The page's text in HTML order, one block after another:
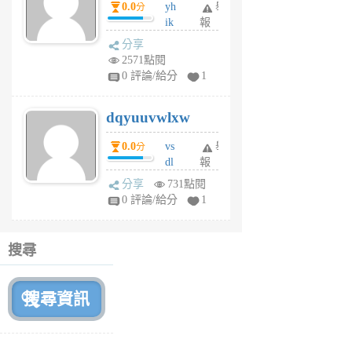
前
0.0分
yh
ik
tu
6
個
月
前
舉
報
分享
2571點閱
0 評論/給分
1
dqyuuvwlxw
0.0分
vs
dl
sq
fy
舉
報
分享
731點閱
0 評論/給分
1
搜尋